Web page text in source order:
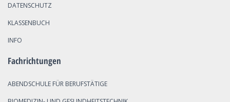
DATENSCHUTZ
KLASSENBUCH
INFO
Fachrichtungen
ABENDSCHULE FÜR BERUFSTÄTIGE